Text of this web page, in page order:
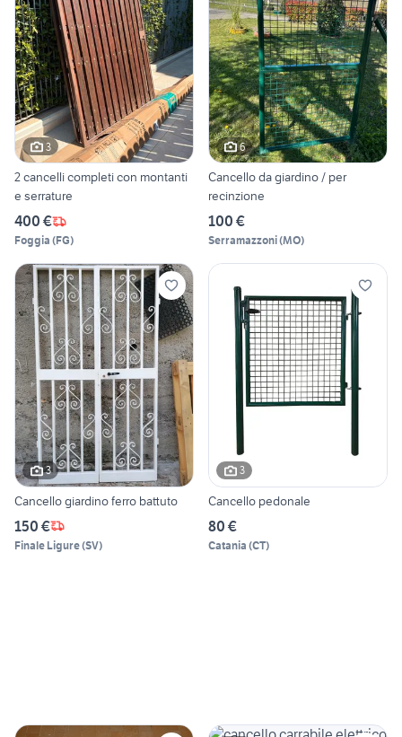
3
2 cancelli completi con montanti
e serrature
400 €
Foggia (FG)
6
Cancello da giardino / per
recinzione
100 €
Serramazzoni(MO)
3
Cancello giardino ferro battuto
150 €
Finale Ligure(SV)
3
Cancello pedonale
80 €
Catania (CT)